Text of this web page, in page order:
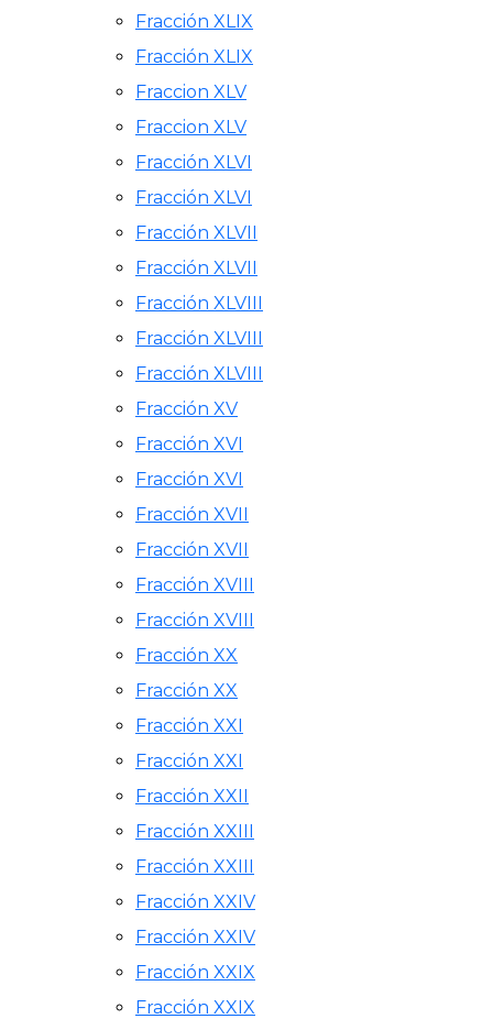
Fracción XLIX
Fracción XLIX
Fraccion XLV
Fraccion XLV
Fracción XLVI
Fracción XLVI
Fracción XLVII
Fracción XLVII
Fracción XLVIII
Fracción XLVIII
Fracción XLVIII
Fracción XV
Fracción XVI
Fracción XVI
Fracción XVII
Fracción XVII
Fracción XVIII
Fracción XVIII
Fracción XX
Fracción XX
Fracción XXI
Fracción XXI
Fracción XXII
Fracción XXIII
Fracción XXIII
Fracción XXIV
Fracción XXIV
Fracción XXIX
Fracción XXIX